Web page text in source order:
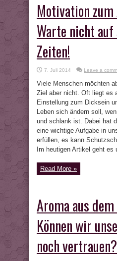
Motivation zum
Warte nicht auf
Zeiten!
7. Juli 2014 Leave a
Viele Menschen möchten
Ziel aber nicht. Oft liegt es
Einstellung zum Dicksein
Leben sich ändern soll,
und schlank ist. Dabei hat
eine wichtige Aufgabe in
erfüllen, es kann
Im heutigen Artikel geht es
Read More »
Aroma aus
Können wir
noch vertrauen?